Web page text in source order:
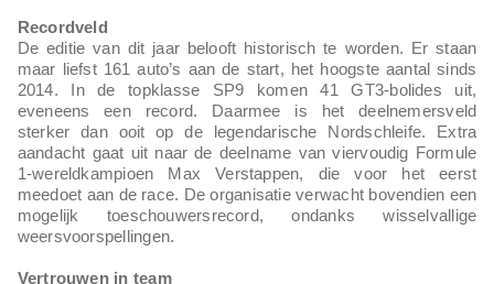
Recordveld
De editie van dit jaar belooft historisch te worden. Er staan
maar liefst 161 auto’s aan de start, het hoogste aantal sinds
2014. In de topklasse SP9 komen 41 GT3-bolides uit,
eveneens een record. Daarmee is het deelnemersveld
sterker dan ooit op de legendarische Nordschleife. Extra
aandacht gaat uit naar de deelname van viervoudig Formule
1-wereldkampioen Max Verstappen, die voor het eerst
meedoet aan de race. De organisatie verwacht bovendien een
mogelijk toeschouwersrecord, ondanks wisselvallige
weersvoorspellingen.
Vertrouwen in team